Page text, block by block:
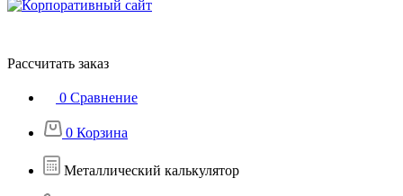
Рассчитать заказ
0 Сравнение
0 Корзина
Металлический калькулятор